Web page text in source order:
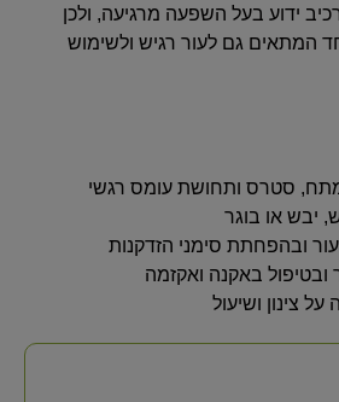
ידוע בעל השפעה מרגיעה, ולכן
המתאים גם לעור רגיש ולשימוש
סטרס ותחושת עומס רגשי
יבש או בוגר
ובהפחתת סימני הזדקנות
ובטיפול באקנה ואקזמה
צינון ושיעול